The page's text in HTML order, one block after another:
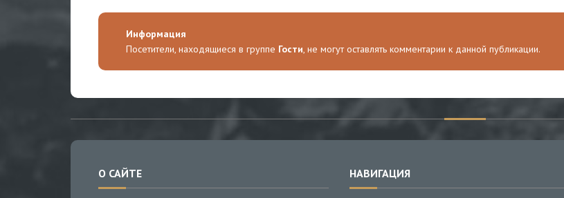
Информация
Посетители, находящиеся в группе Гости, не могут оставлять комментарии к данной публикации.
О САЙТЕ НАВИГАЦИЯ